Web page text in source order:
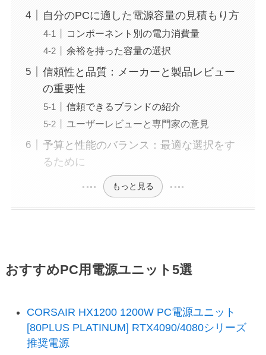
自分のPCに適した電源容量の見積もり方
コンポーネント別の電力消費量
余裕を持った容量の選択
信頼性と品質：メーカーと製品レビュー
の重要性
信頼できるブランドの紹介
ユーザーレビューと専門家の意見
予算と性能のバランス：最適な選択をす
るために
もっと見る
おすすめPC用電源ユニット5選
CORSAIR HX1200 1200W PC電源ユニット
[80PLUS PLATINUM] RTX4090/4080シリーズ
推奨電源